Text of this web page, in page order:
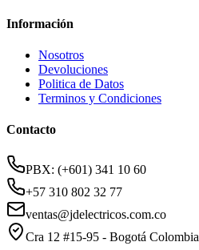
Información
Nosotros
Devoluciones
Politica de Datos
Terminos y Condiciones
Contacto
PBX: (+601) 341 10 60
+57 310 802 32 77
ventas@jdelectricos.com.co
Cra 12 #15-95 - Bogotá Colombia